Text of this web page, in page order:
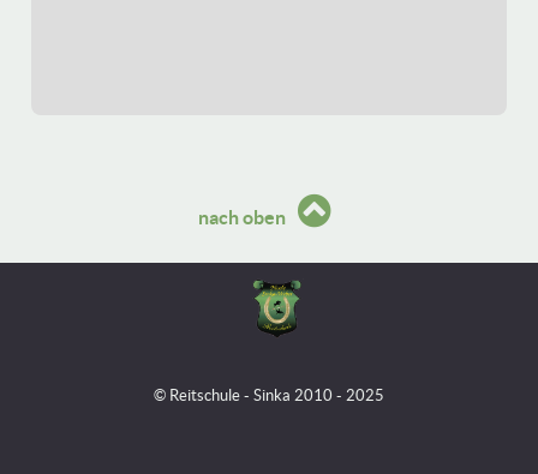
nach oben
© Reitschule - Sinka 2010 - 2025